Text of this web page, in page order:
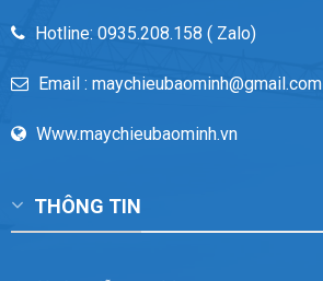
Hotline: 0935.208.158 ( Zalo)
Email : maychieubaominh@gmail.com
Www.maychieubaominh.vn
THÔNG TIN